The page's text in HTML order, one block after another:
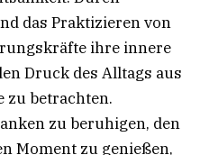
das Praktizieren von
ihre innere
Druck des Alltags aus
zu betrachten.
zu beruhigen, den
Moment zu genießen,